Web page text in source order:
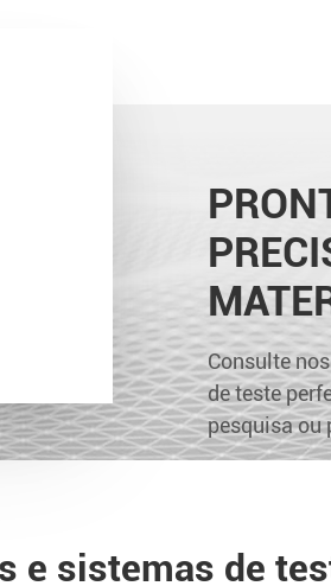
Consulte
de teste
pesquisa ou
e sistemas de